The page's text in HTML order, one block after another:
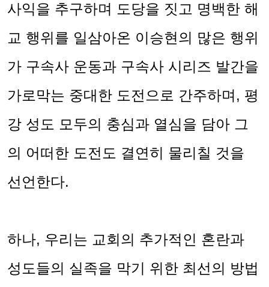
사익을 추구하며 도당을 짓고 명백한 해
교 행위를 일삼아온 이승현의 많은 행위
가 구속사 운동과 구속사 시리즈 발간을
가로막는 중대한 도전으로 간주하며, 평
강 성도 모두의 충심과 열심을 담아 그
의 어떠한 도전도 결연히 물리칠 것을
선언한다.
하나, 우리는 교회의 추가적인 혼란과
성도들의 실족을 막기 위한 최선의 방법